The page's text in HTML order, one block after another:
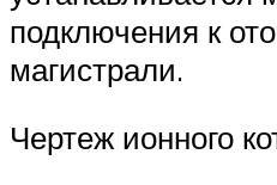
подключения к
магистрали.
Чертеж ионного